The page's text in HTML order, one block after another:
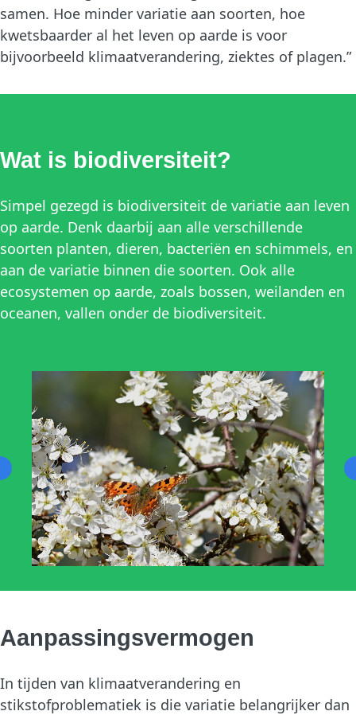
samen. Hoe minder variatie aan soorten, hoe
kwetsbaarder al het leven op aarde is voor
bijvoorbeeld klimaatverandering, ziektes of plagen.”
Wat is biodiversiteit?
Simpel gezegd is biodiversiteit de variatie aan leven
op aarde. Denk daarbij aan alle verschillende
soorten planten, dieren, bacteriën en schimmels, en
aan de variatie binnen die soorten. Ook alle
ecosystemen op aarde, zoals bossen, weilanden en
oceanen, vallen onder de biodiversiteit.
Aanpassingsvermogen
In tijden van klimaatverandering en
stikstofproblematiek is die variatie belangrijker dan